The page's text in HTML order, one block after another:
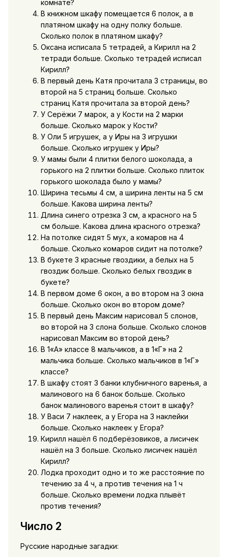
комнате?
В книжном шкафу помещается 6 полок, а в
платяном шкафу на одну полку больше.
Сколько полок в платяном шкафу?
Оксана исписала 5 тетрадей, а Кирилл на 2
тетради больше. Сколько тетрадей исписал
Кирилл?
В первый день Катя прочитала 3 страницы, во
второй на 5 страниц больше. Сколько
страниц Катя прочитала за второй день?
У Серёжи 7 марок, а у Кости на 2 марки
больше. Сколько марок у Кости?
У Оли 5 игрушек, а у Иры на 3 игрушки
больше. Сколько игрушек у Иры?
У мамы были 4 плитки белого шоколада, а
горького на 2 плитки больше. Сколько плиток
горького шоколада было у мамы?
Ширина тесьмы 4 см, а ширина ленты на 5 см
больше. Какова ширина ленты?
Длина синего отрезка 3 см, а красного на 5
см больше. Какова длина красного отрезка?
На потолке сидят 5 мух, а комаров на 4
больше. Сколько комаров сидит на потолке?
В букете 3 красные гвоздики, а белых на 5
гвоздик больше. Сколько белых гвоздик в
букете?
В первом доме 6 окон, а во втором на 3 окна
больше. Сколько окон во втором доме?
В первый день Максим нарисовал 5 слонов,
во второй на 3 слона больше. Сколько слонов
нарисовал Максим во второй день?
В 1«А» классе 8 мальчиков, а в 1«Г» на 2
мальчика больше. Сколько мальчиков в 1«Г»
классе?
В шкафу стоят 3 банки клубничного варенья, а
малинового на 6 банок больше. Сколько
банок малинового варенья стоит в шкафу?
У Васи 7 наклеек, а у Егора на 3 наклейки
больше. Сколько наклеек у Егора?
Кирилл нашёл 6 подберёзовиков, а лисичек
нашёл на 3 больше. Сколько лисичек нашёл
Кирилл?
Лодка проходит одно и то же расстояние по
течению за 4 ч, а против течения на 1 ч
больше. Cколько времени лодка плывёт
против течения?
Число 2
Русские народные загадки: